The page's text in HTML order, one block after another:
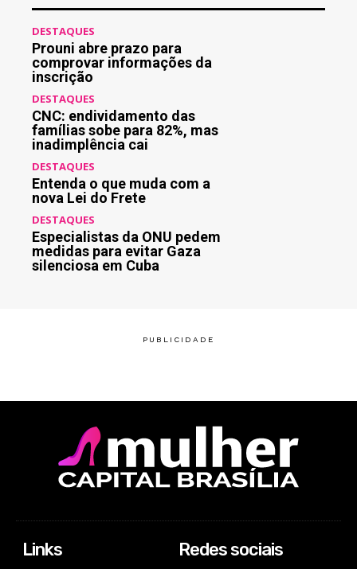
DESTAQUES
Prouni abre prazo para
comprovar informações da
inscrição
DESTAQUES
CNC: endividamento das
famílias sobe para 82%, mas
inadimplência cai
DESTAQUES
Entenda o que muda com a
nova Lei do Frete
DESTAQUES
Especialistas da ONU pedem
medidas para evitar Gaza
silenciosa em Cuba
Links Redes sociais